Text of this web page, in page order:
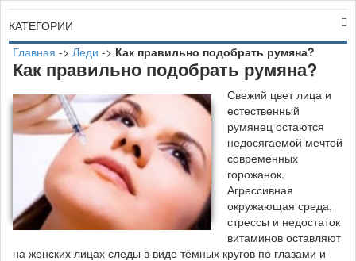
КАТЕГОРИИ
Главная -> Леди -> Как правильно подобрать румяна?
Как правильно подобрать румяна?
Свежий цвет лица и
естественный
румянец остаются
недосягаемой мечтой
современных
горожанок.
Агрессивная
окружающая среда,
стрессы и недостаток
витаминов оставляют
на женских лицах следы в виде тёмных кругов по глазами и